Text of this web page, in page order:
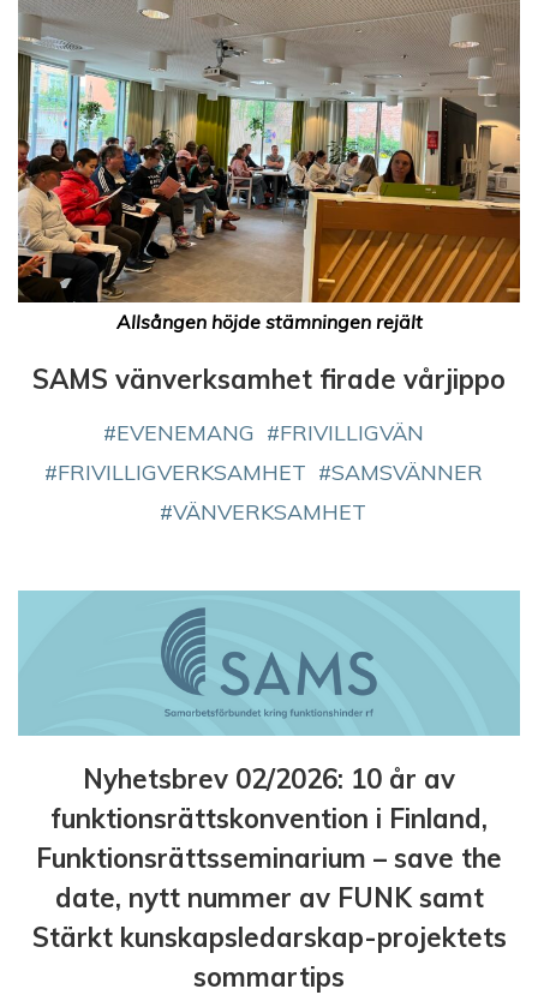
Allsången höjde stämningen rejält
SAMS vänverksamhet firade vårjippo
EVENEMANG
FRIVILLIGVÄN
FRIVILLIGVERKSAMHET
SAMSVÄNNER
VÄNVERKSAMHET
Nyhetsbrev 02/2026: 10 år av
funktionsrättskonvention i Finland,
Funktionsrättsseminarium – save the
date, nytt nummer av FUNK samt
Stärkt kunskapsledarskap-projektets
sommartips